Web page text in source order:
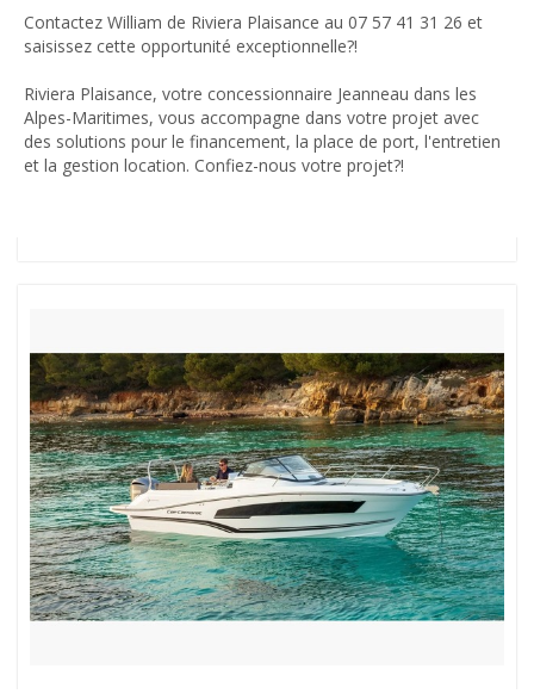
Contactez William de Riviera Plaisance au 07 57 41 31 26 et
saisissez cette opportunité exceptionnelle?!
Riviera Plaisance, votre concessionnaire Jeanneau dans les
Alpes-Maritimes, vous accompagne dans votre projet avec
des solutions pour le financement, la place de port, l'entretien
et la gestion location. Confiez-nous votre projet?!